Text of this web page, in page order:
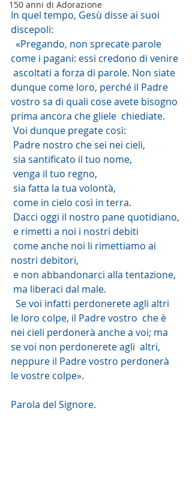
150 anni di Adorazione
In quel tempo, Gesù disse ai suoi
discepoli:
come i pagani: essi credono di venire
ascoltati a forza di parole. Non siate
dunque come loro, perché il Padre
vostro sa di quali cose avete bisogno
prima ancora che gliele  chiediate.
Voi dunque pregate così:
Padre nostro che sei nei cieli,
sia santificato il tuo nome,
venga il tuo regno,
sia fatta la tua volontà,
come in cielo così in terra.
Dacci oggi il nostro pane quotidiano,
e rimetti a noi i nostri debiti
nostri debitori,
e non abbandonarci alla tentazione,
ma liberaci dal male.
le loro colpe, il Padre vostro  che è
nei cieli perdonerà anche a voi; ma
se voi non perdonerete agli  altri,
neppure il Padre vostro perdonerà
le vostre colpe».
Parola del Signore.